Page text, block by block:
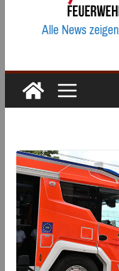
Alle News zeigen